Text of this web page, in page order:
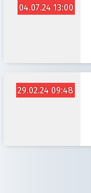
04.07.24 13:00
29.02.24 09:48